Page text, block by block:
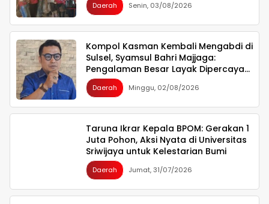
Daerah Senin, 03/08/2026
Kompol Kasman Kembali Mengabdi di
Sulsel, Syamsul Bahri Majjaga:
Pengalaman Besar Layak Dipercaya
Memimpin
Daerah Minggu, 02/08/2026
Taruna Ikrar Kepala BPOM: Gerakan 1
Juta Pohon, Aksi Nyata di Universitas
Sriwijaya untuk Kelestarian Bumi
Daerah Jumat, 31/07/2026